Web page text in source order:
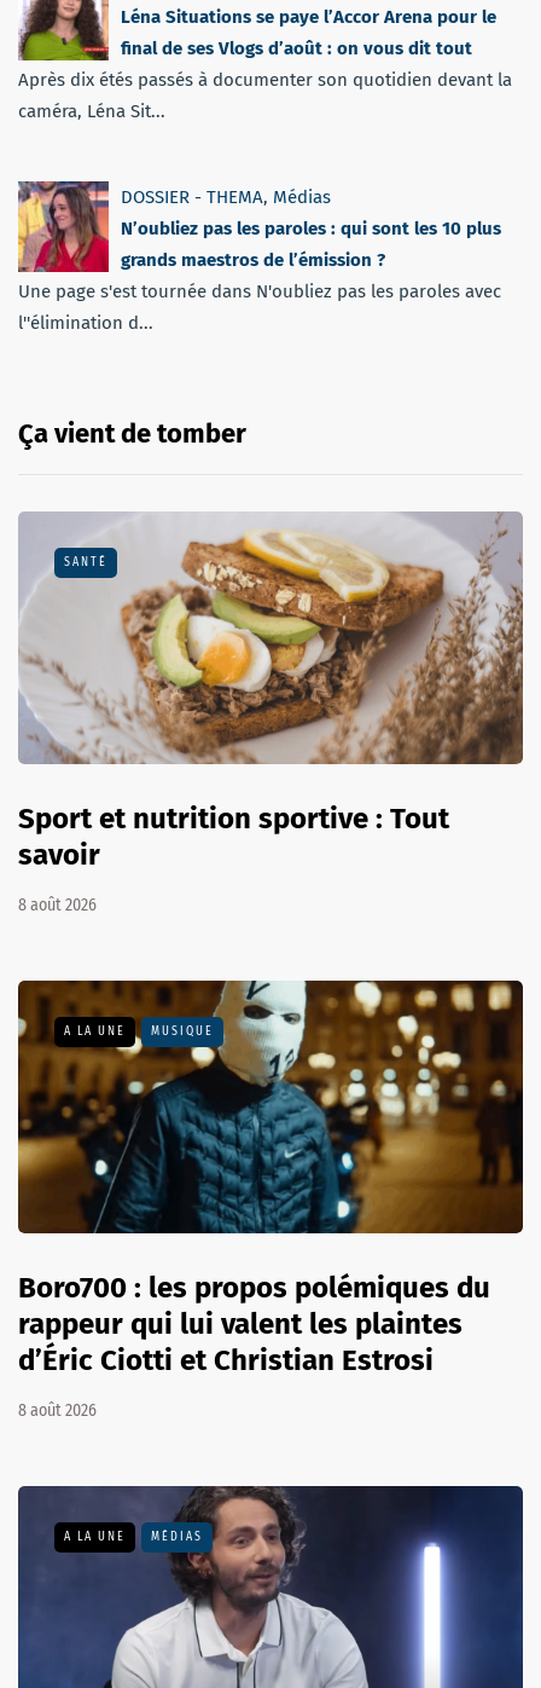
Léna Situations se paye l’Accor Arena pour le
final de ses Vlogs d’août : on vous dit tout
Après dix étés passés à documenter son quotidien devant la
caméra, Léna Sit...
DOSSIER - THEMA, Médias
N’oubliez pas les paroles : qui sont les 10 plus
grands maestros de l’émission ?
Une page s'est tournée dans N'oubliez pas les paroles avec
l''élimination d...
Ça vient de tomber
SANTÉ
Sport et nutrition sportive : Tout
savoir
8 août 2026
A LA UNE MUSIQUE
Boro700 : les propos polémiques du
rappeur qui lui valent les plaintes
d’Éric Ciotti et Christian Estrosi
8 août 2026
A LA UNE MÉDIAS